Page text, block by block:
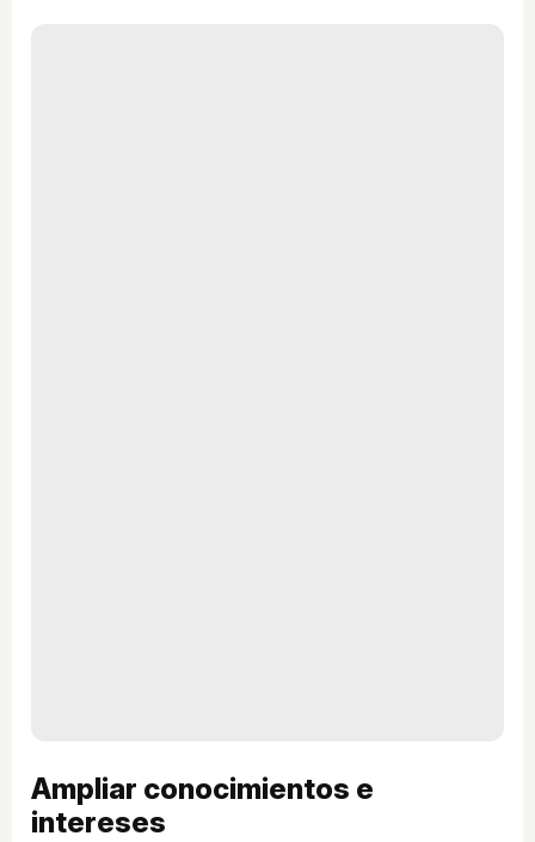
Ampliar conocimientos e
intereses